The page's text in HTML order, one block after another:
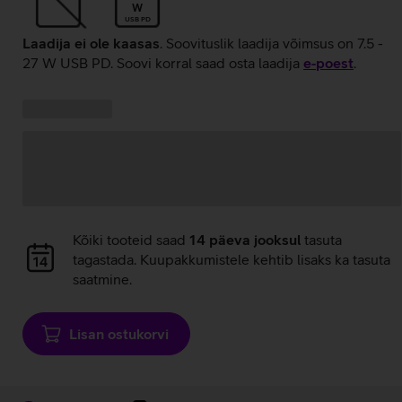
W
USB PD
Laadija ei ole kaasas. Soovituslik laadija võimsus on 7.5 -
27 W USB PD. Soovi korral saad osta laadija e‑poest.
Andmete
laadimine
Kõiki tooteid saad 14 päeva jooksul tasuta
tagastada. Kuupakkumistele kehtib lisaks ka tasuta
saatmine.
Lisan ostukorvi